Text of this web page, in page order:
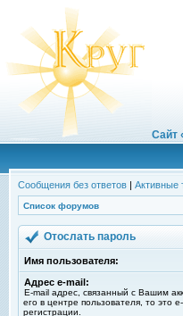
Сайт
Сообщения без ответов | Активные
Список форумов
Отослать пароль
Имя пользователя:
Адрес e-mail:
E-mail адрес, связанный с Вашим
его в центре пользователя, то это
регистрации.